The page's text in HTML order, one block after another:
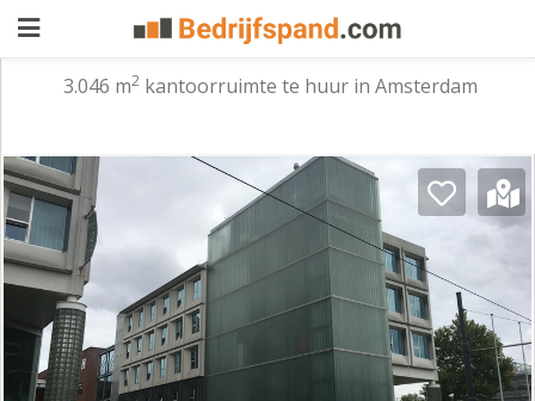
aanbieden
Pand
zoeken
Waarom
adverteren
Premium
adverteren
Blog
3.046 m2kantoorruimte te huur in Amsterdam